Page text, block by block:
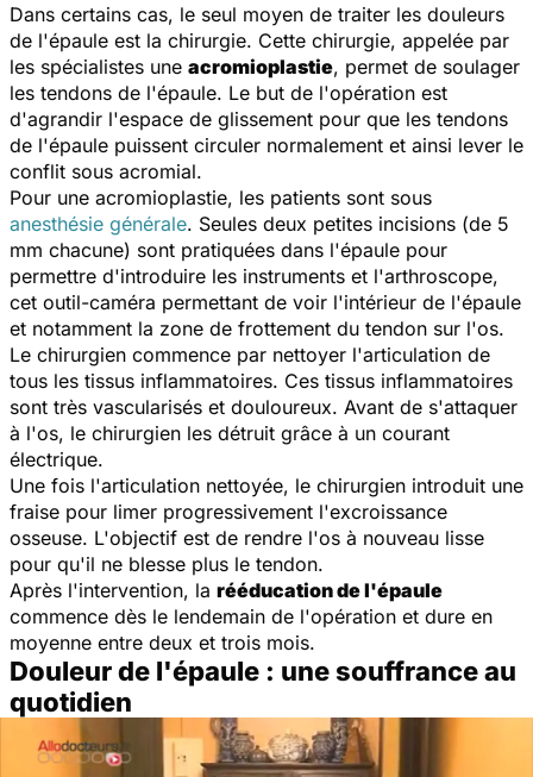
Dans certains cas, le seul moyen de traiter les douleurs
de l'épaule est la chirurgie. Cette chirurgie, appelée par
les spécialistes une acromioplastie, permet de soulager
les tendons de l'épaule. Le but de l'opération est
d'agrandir l'espace de glissement pour que les tendons
de l'épaule puissent circuler normalement et ainsi lever le
conflit sous acromial.
Pour une acromioplastie, les patients sont sous
anesthésie générale. Seules deux petites incisions (de 5
mm chacune) sont pratiquées dans l'épaule pour
permettre d'introduire les instruments et l'arthroscope,
cet outil-caméra permettant de voir l'intérieur de l'épaule
et notamment la zone de frottement du tendon sur l'os.
Le chirurgien commence par nettoyer l'articulation de
tous les tissus inflammatoires. Ces tissus inflammatoires
sont très vascularisés et douloureux. Avant de s'attaquer
à l'os, le chirurgien les détruit grâce à un courant
électrique.
Une fois l'articulation nettoyée, le chirurgien introduit une
fraise pour limer progressivement l'excroissance
osseuse. L'objectif est de rendre l'os à nouveau lisse
pour qu'il ne blesse plus le tendon.
Après l'intervention, la rééducation de l'épaule
commence dès le lendemain de l'opération et dure en
moyenne entre deux et trois mois.
Douleur de l'épaule : une souffrance au
quotidien